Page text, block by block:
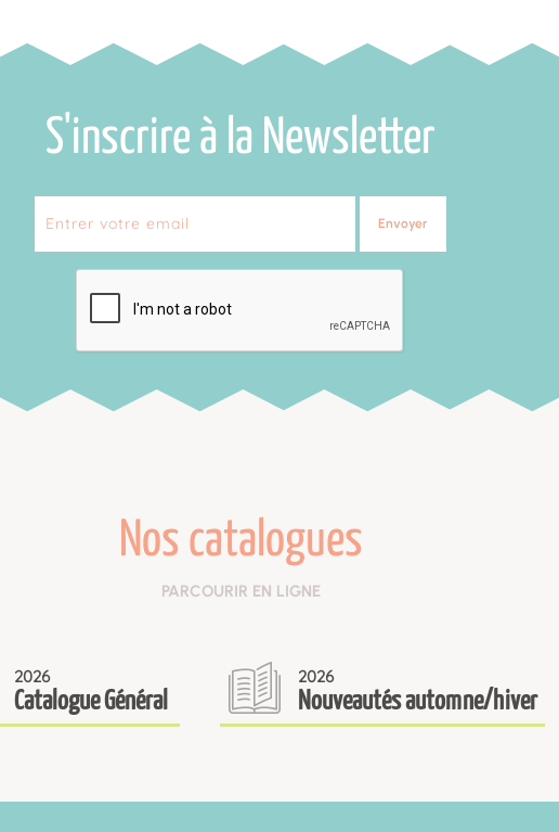
S'inscrire à la Newsletter
Envoyer
Nos catalogues
PARCOURIR EN LIGNE
2026
Catalogue Général
2026
Nouveautés automne/hiver